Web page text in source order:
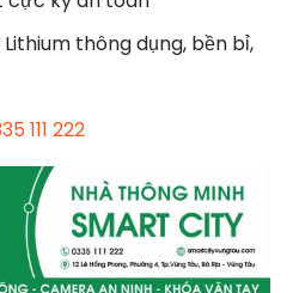
thông dụng, bền bỉ,
111 222